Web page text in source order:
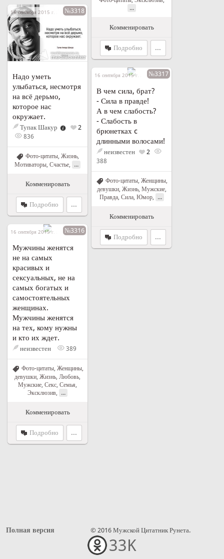
...
Комменировать
Подробно ...
16 сентября 2015 г. в 01:43№3318
Надо уметь
улыбаться, несмотря
на всё дерьмо,
которое нас
окружает.
Тупак Шакур 2
836
Фото-цитаты, Жизнь,
Мотиваторы Счастье ...
Комменировать
Подробно ...
16 сентября 2015 г. в 01:40№3317
В чем сила, брат?
- Сила в правде!
А в чем слабость?
- Слабость в
брюнетках c
длинными волосами!
неизвестен 2
388
Фото-цитаты, Женщины,
девушки, Жизнь, Мужские,
Правда, Сила, Юмор, ...
Комменировать
Подробно ...
16 сентября 2015 г. в 01:28№3316
Мужчины женятся
не на самых
красивых и
сексуальных, не на
самых богатых и
самостоятельных
женщинах.
Мужчины женятся
на тех, кому нужны
и кто их ждет.
неизвестен 389
Фото-цитаты, Женщины,
девушки Жизнь Любовь
Мужские Секс Семья
Эксклюзив
...
Комменировать
Подробно ...
Полная версия © 2016 Мужской Цитатник Рунета.
33K